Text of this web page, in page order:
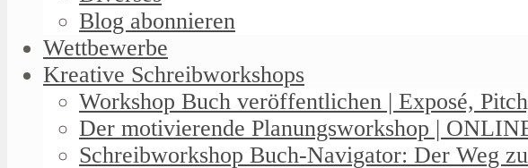
Blog abonnieren
Wettbewerbe
Kreative Schreibworkshops
Workshop Buch veröffentlichen | Exposé,
Der motivierende Planungsworkshop |
Schreibworkshop Buch-Navigator: Der Weg